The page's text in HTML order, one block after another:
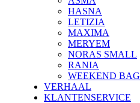
HASNA
LETIZIA
MAXIMA
MERYEM
NORAS SMALL
RANIA
WEEKEND BAG
VERHAAL
KLANTENSERVICE